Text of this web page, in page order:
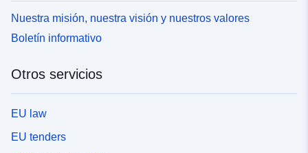
Nuestra misión, nuestra visión y nuestros valores
Boletín informativo
Otros servicios
EU law
EU tenders